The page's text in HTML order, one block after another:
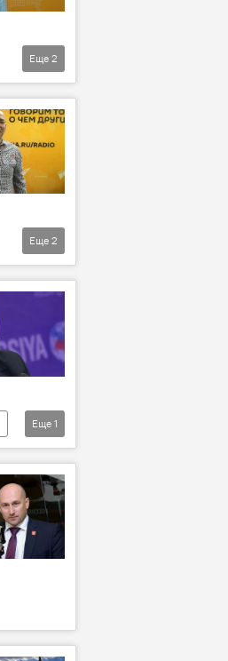
Еще 2
Еще 2
Еще 1